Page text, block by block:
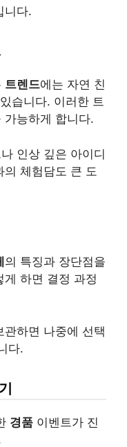
니다.
트렌드에는 자연 친
습니다. 이러한 트
가능하게 합니다.
인상 깊은 아이디
체험담도 큰 도
의 특징과 장단점을
하면 결정 과정
하면 나중에 선택
다.
경품 이벤트가 진